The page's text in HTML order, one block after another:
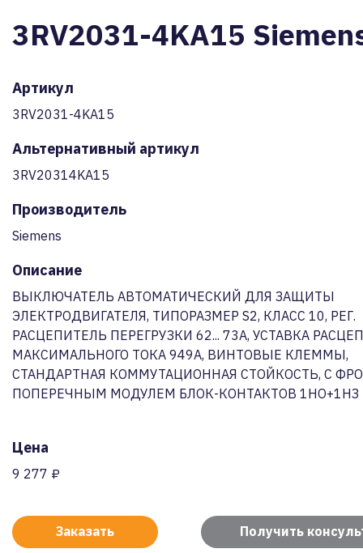
3RV2031-4KA15
Артикул
3RV2031-4KA15
Альтернативный артикул
3RV20314KA15
Производитель
Siemens
Описание
ВЫКЛЮЧАТЕЛЬ АВТОМАТИЧЕСКИЙ ДЛЯ ЗАЩИТЫ
ЭЛЕКТРОДВИГАТЕЛЯ, ТИПОРАЗМЕР S2, КЛАСС 10, РЕГ.
РАСЦЕПИТЕЛЬ ПЕРЕГРУЗКИ 62... 73A, УСТАВКА
МАКСИМАЛЬНОГО ТОКА 949A, ВИНТОВЫЕ КЛЕММЫ,
СТАНДАРТНАЯ КОММУТАЦИОННАЯ СТОЙКОСТЬ, С
ПОПЕРЕЧНЫМ МОДУЛЕМ БЛОК-КОНТАКТОВ 1НО+1НЗ
Цена
9 277 ₽
Заказать Получить